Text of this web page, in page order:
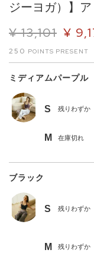
ジーヨガ）】
¥ 13,101 ¥
250
ミディアムパープル
S 残りわずか
M 在庫切れ
ブラック
S 残りわずか
M 残りわずか